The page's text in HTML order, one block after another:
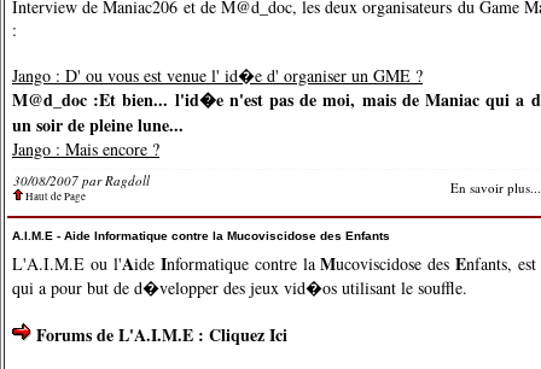
Interview de Maniac206 et de M@d_doc, les deux organisateurs du Game
:
Jango : D' ou vous est venue l' id�e d' organiser un GME ?
M@d_doc :Et bien... l'id�e n'est pas de moi, mais de Maniac qui a
un soir de pleine lune...
Jango : Mais encore ?
30/08/2007 parRagdoll
Haut de Page En savoir plus...
A.I.M.E - Aide Informatique contre la Mucoviscidose des Enfants
L'A.I.M.E ou l'Aide Informatique contre laMucoviscidose desEnfants,
qui a pour but de d�velopper des jeux vid�os utilisant le souffle.
Forums de L'A.I.M.E : Cliquez Ici